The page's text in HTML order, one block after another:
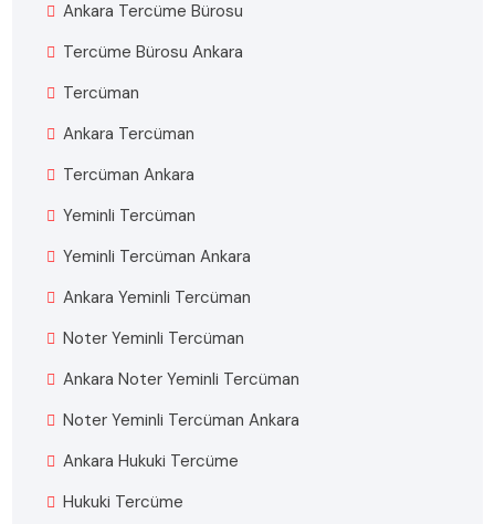
Ankara Tercüme Bürosu
Tercüme Bürosu Ankara
Tercüman
Ankara Tercüman
Tercüman Ankara
Yeminli Tercüman
Yeminli Tercüman Ankara
Ankara Yeminli Tercüman
Noter Yeminli Tercüman
Ankara Noter Yeminli Tercüman
Noter Yeminli Tercüman Ankara
Ankara Hukuki Tercüme
Hukuki Tercüme